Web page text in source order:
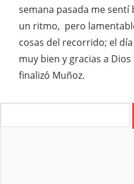
semana pasada me
un ritmo, pero
cosas del recorrido; el
muy bien y gracias a
finalizó Muñoz.